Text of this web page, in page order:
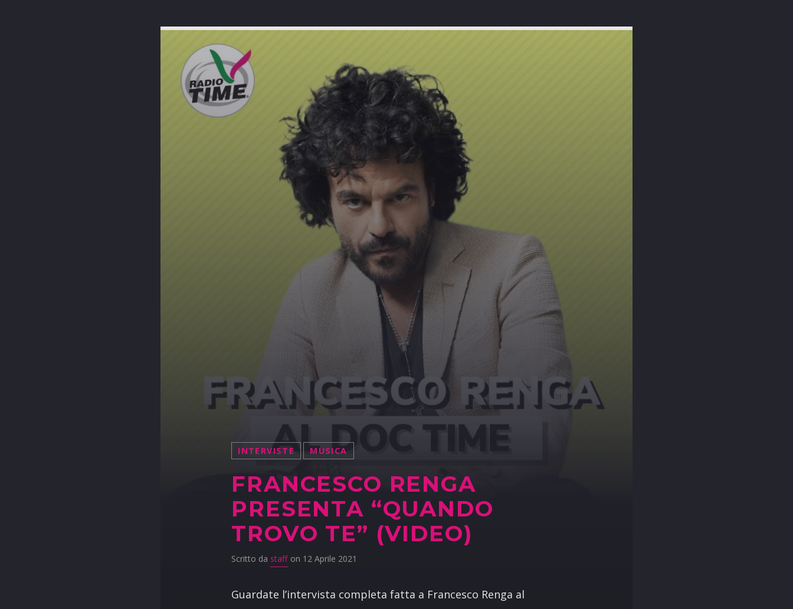
INTERVISTE MUSICA
FRANCESCO RENGA
PRESENTA “QUANDO
TROVO TE” (VIDEO)
Scritto da staff on 12 Aprile 2021
Guardate l’intervista completa fatta a Francesco Renga al